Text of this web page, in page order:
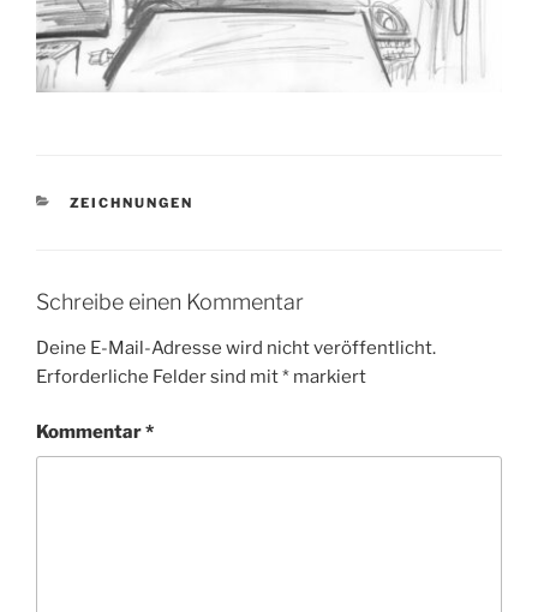
KATEGORIEN
ZEICHNUNGEN
Schreibe einen Kommentar
Deine E-Mail-Adresse wird nicht veröffentlicht.
Erforderliche Felder sind mit* markiert
Kommentar*